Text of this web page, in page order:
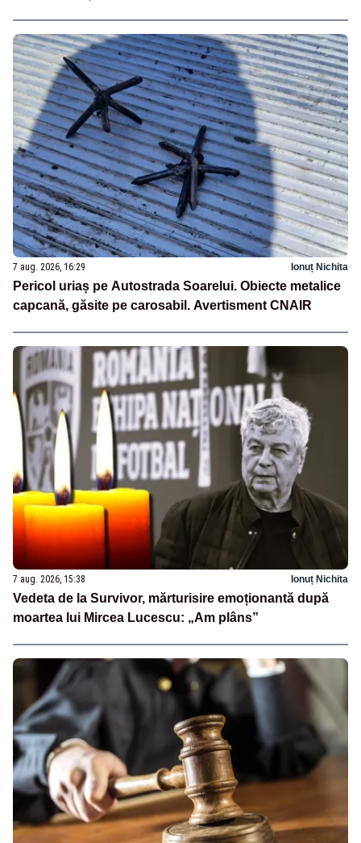
7 aug. 2026, 16:29 Ionuț Nichita
Pericol uriaș pe Autostrada Soarelui. Obiecte metalice
capcană, găsite pe carosabil. Avertisment CNAIR
7 aug. 2026, 15:38 Ionuț Nichita
Vedeta de la Survivor, mărturisire emoționantă după
moartea lui Mircea Lucescu: „Am plâns”